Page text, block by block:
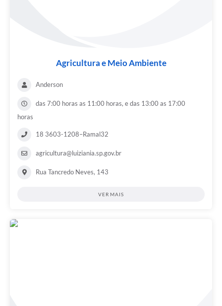
Agricultura e Meio Ambiente
Anderson
das 7:00 horas as 11:00 horas, e das 13:00 as 17:00
horas
18 3603-1208–Ramal32
agricultura@luiziania.sp.gov.br
Rua Tancredo Neves, 143
VER MAIS